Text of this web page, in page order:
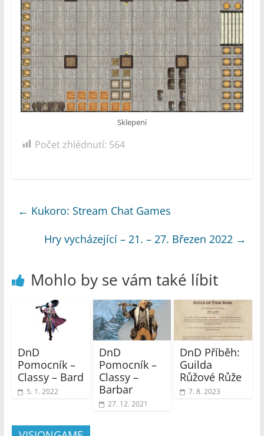
Sklepení
Počet zhlédnutí: 564
← Kukoro: Stream Chat Games
Hry vycházející – 21. – 27. Březen 2022 →
Mohlo by se vám také líbit
DnD
Pomocník –
Classy – Bard
5. 1. 2022
DnD
Pomocník –
Classy –
Barbar
27. 12. 2021
DnD Příběh:
Guilda
Růžové Růže
7. 8. 2023